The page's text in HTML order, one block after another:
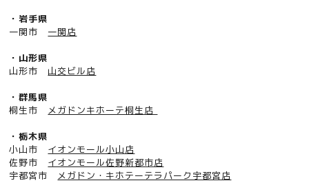
・岩手県
一関市 一関店
・山形県
山形市 山交ビル店
・群馬県
桐生市 メガドンキホーテ桐生店
・栃木県
小山市 イオンモール小山店
佐野市 イオンモール佐野新都市店
宇都宮市 メガドン・キホテーテラパーク宇都宮店